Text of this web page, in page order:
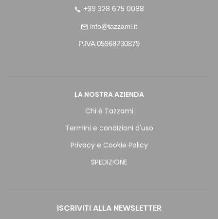
+39 328 675 0088
info@tazzami.it
P.IVA 05968230879
LA NOSTRA AZIENDA
Chi è Tazzami
Termini e condizioni d'uso
Privacy e Cookie Policy
SPEDIZIONE
ISCRIVITI ALLA NEWSLETTER